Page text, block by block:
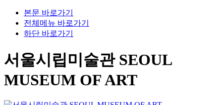
본문 바로가기
전체메뉴 바로가기
하단 바로가기
서울시립미술관 SEOUL
MUSEUM OF ART